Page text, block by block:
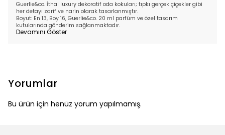
Guerlie&co. İthal luxury dekoratif oda kokuları; tıpkı gerçek çiçekler gibi
her detayı zarif ve narin olarak tasarlanmıştır.
Boyut: En 13, Boy 16, Guerlie&co. 20 ml parfüm ve özel tasarım
kutularında gönderim sağlanmaktadır.
Devamını Göster
Yorumlar
Bu ürün için henüz yorum yapılmamış.